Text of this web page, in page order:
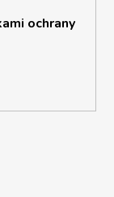
ochrany